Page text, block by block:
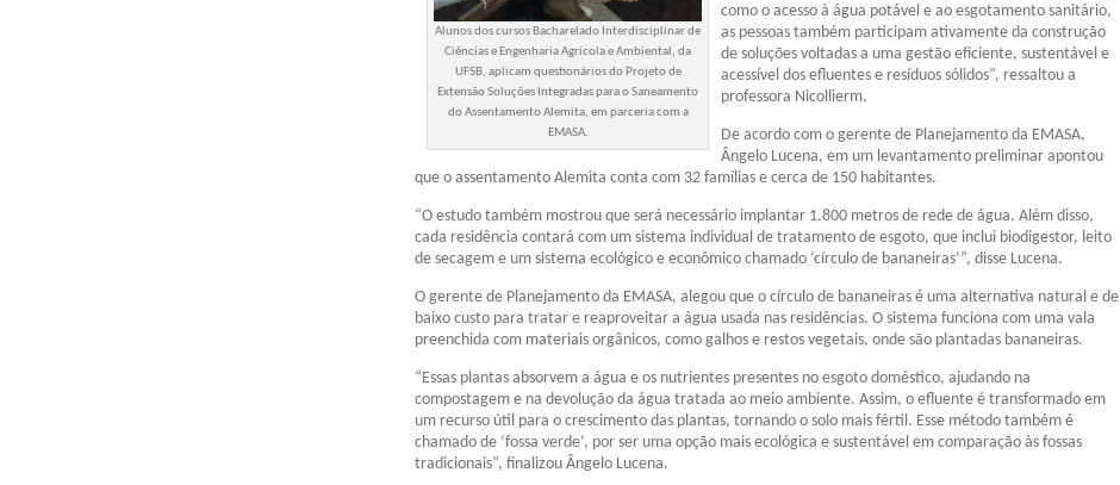
Alunos dos cursos Bacharelado Interdisciplinar de
Ciências e Engenharia Agrícola e Ambiental, da
UFSB, aplicam questionários do Projeto de
Extensão Soluções Integradas para o Saneamento
do Assentamento Alemita, em parceria com a
EMASA.
como o acesso à água potável e ao esgotamento sanitário,
as pessoas também participam ativamente da construção
de soluções voltadas a uma gestão eficiente, sustentável e
acessível dos efluentes e resíduos sólidos”, ressaltou a
professora Nicollierm.
De acordo com o gerente de Planejamento da EMASA,
Ângelo Lucena, em um levantamento preliminar apontou
que o assentamento Alemita conta com 32 famílias e cerca de 150 habitantes.
“O estudo também mostrou que será necessário implantar 1.800 metros de rede de água. Além disso,
cada residência contará com um sistema individual de tratamento de esgoto, que inclui biodigestor, leito
de secagem e um sistema ecológico e econômico chamado ‘círculo de bananeiras’”, disse Lucena.
O gerente de Planejamento da EMASA, alegou que o círculo de bananeiras é uma alternativa natural e de
baixo custo para tratar e reaproveitar a água usada nas residências. O sistema funciona com uma vala
preenchida com materiais orgânicos, como galhos e restos vegetais, onde são plantadas bananeiras.
“Essas plantas absorvem a água e os nutrientes presentes no esgoto doméstico, ajudando na
compostagem e na devolução da água tratada ao meio ambiente. Assim, o efluente é transformado em
um recurso útil para o crescimento das plantas, tornando o solo mais fértil. Esse método também é
chamado de ‘fossa verde’, por ser uma opção mais ecológica e sustentável em comparação às fossas
tradicionais”, finalizou Ângelo Lucena.